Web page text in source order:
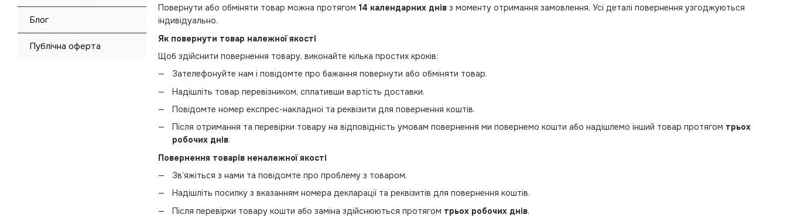
Повернути або обміняти товар можна протягом 14 календарних днів з моменту отримання замовлення. Усі деталі повернення узгоджуються
індивідуально.
Як повернути товар належної якості
Щоб здійснити повернення товару, виконайте кілька простих кроків:
Зателефонуйте нам і повідомте про бажання повернути або обміняти товар.
Надішліть товар перевізником, сплативши вартість доставки.
Повідомте номер експрес-накладної та реквізити для повернення коштів.
Після отримання та перевірки товару на відповідність умовам повернення ми повернемо кошти або надішлемо інший товар протягом трьох
робочих днів.
Повернення товарів неналежної якості
Зв’яжіться з нами та повідомте про проблему з товаром.
Надішліть посилку з вказанням номера декларації та реквізитів для повернення коштів.
Після перевірки товару кошти або заміна здійснюються протягом трьох робочих днів.
Блог
Публічна оферта